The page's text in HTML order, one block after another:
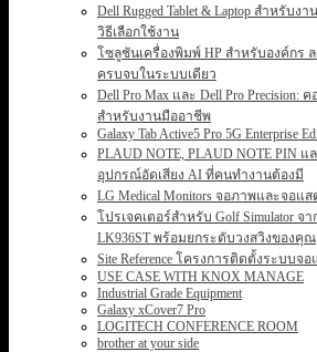
Dell Rugged Tablet & Laptop สำหรับ
วิธีเลือกใช้งาน
โซลูชันเครื่องพิมพ์ HP สำหรับองค์กร
ครบจบในระบบเดียว
Dell Pro Max และ Dell Pro Precision:
สำหรับงานมืออาชีพ
Galaxy Tab Active5 Pro 5G Enterprise
PLAUD NOTE, PLAUD NOTE PIN แ
อุปกรณ์อัดเสียง AI ที่คนทำงานต้องมี
LG Medical Monitors จอภาพและจอแ
โปรเจคเตอร์สำหรับ Golf Simulator จา
LK936ST พร้อมยกระดับวงสวิงของคุณ
Site Reference โครงการติดตั้งระบบจ
USE CASE WITH KNOX MANAGE
Industrial Grade Equipment
Galaxy xCover7 Pro
LOGITECH CONFERENCE ROOM
brother at your side